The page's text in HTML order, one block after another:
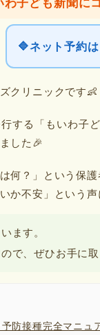
🔷ネット予約
クリニックです👶
する「もいわ子
した🎉
何？」という保護
か不安」という声
ます。
で、ぜひお手に
防接種完全マニュ